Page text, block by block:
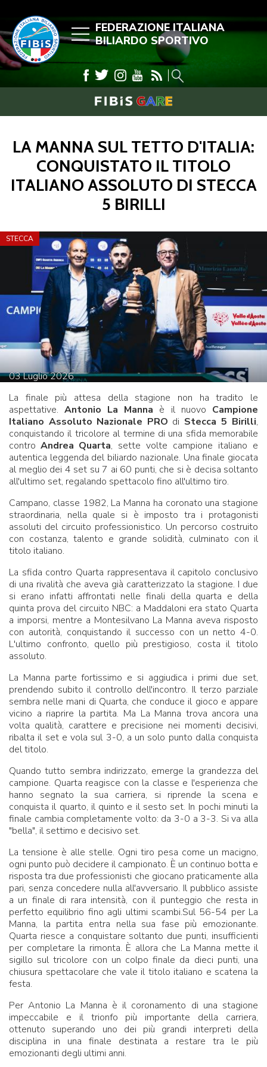
FEDERAZIONE ITALIANA
BILIARDO SPORTIVO
LA MANNA SUL TETTO D'ITALIA:
CONQUISTATO IL TITOLO
ITALIANO ASSOLUTO DI STECCA
5 BIRILLI
STECCA
03Luglio2026
La finale più attesa della stagione non ha tradito le
aspettative. Antonio La Manna è il nuovo Campione
Italiano Assoluto Nazionale PRO di Stecca 5 Birilli,
conquistando il tricolore al termine di una sfida memorabile
contro Andrea Quarta, sette volte campione italiano e
autentica leggenda del biliardo nazionale. Una finale giocata
al meglio dei 4 set su 7 ai 60 punti, che si è decisa soltanto
all'ultimo set, regalando spettacolo fino all'ultimo tiro.
Campano, classe 1982, La Manna ha coronato una stagione
straordinaria, nella quale si è imposto tra i protagonisti
assoluti del circuito professionistico. Un percorso costruito
con costanza, talento e grande solidità, culminato con il
titolo italiano.
La sfida contro Quarta rappresentava il capitolo conclusivo
di una rivalità che aveva già caratterizzato la stagione. I due
si erano infatti affrontati nelle finali della quarta e della
quinta prova del circuito NBC: a Maddaloni era stato Quarta
a imporsi, mentre a Montesilvano La Manna aveva risposto
con autorità, conquistando il successo con un netto 4-0.
L'ultimo confronto, quello più prestigioso, costa il titolo
assoluto.
La Manna parte fortissimo e si aggiudica i primi due set,
prendendo subito il controllo dell'incontro. Il terzo parziale
sembra nelle mani di Quarta, che conduce il gioco e appare
vicino a riaprire la partita. Ma La Manna trova ancora una
volta qualità, carattere e precisione nei momenti decisivi,
ribalta il set e vola sul 3-0, a un solo punto dalla conquista
del titolo.
Quando tutto sembra indirizzato, emerge la grandezza del
campione. Quarta reagisce con la classe e l'esperienza che
hanno segnato la sua carriera, si riprende la scena e
conquista il quarto, il quinto e il sesto set. In pochi minuti la
finale cambia completamente volto: da 3-0 a 3-3. Si va alla
"bella", il settimo e decisivo set.
La tensione è alle stelle. Ogni tiro pesa come un macigno,
ogni punto può decidere il campionato. È un continuo botta e
risposta tra due professionisti che giocano praticamente alla
pari, senza concedere nulla all'avversario. Il pubblico assiste
a un finale di rara intensità, con il punteggio che resta in
perfetto equilibrio fino agli ultimi scambi.Sul 56-54 per La
Manna, la partita entra nella sua fase più emozionante.
Quarta riesce a conquistare soltanto due punti, insufficienti
per completare la rimonta. È allora che La Manna mette il
sigillo sul tricolore con un colpo finale da dieci punti, una
chiusura spettacolare che vale il titolo italiano e scatena la
festa.
Per Antonio La Manna è il coronamento di una stagione
impeccabile e il trionfo più importante della carriera,
ottenuto superando uno dei più grandi interpreti della
disciplina in una finale destinata a restare tra le più
emozionanti degli ultimi anni.